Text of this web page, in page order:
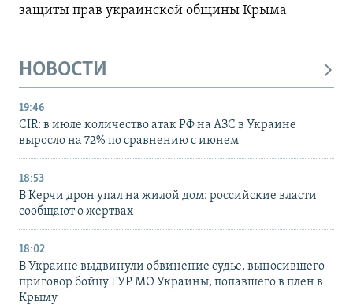
защиты прав украинской общины Крыма
НОВОСТИ
19:46
CIR: в июле количество атак РФ на АЗС в Украине
выросло на 72% по сравнению с июнем
18:53
В Керчи дрон упал на жилой дом: российские власти
сообщают о жертвах
18:02
В Украине выдвинули обвинение судье, выносившего
приговор бойцу ГУР МО Украины, попавшего в плен в
Крыму